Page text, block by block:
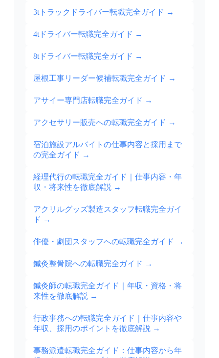
3tトラックドライバー転職完全ガイド →
4tドライバー転職完全ガイド →
8tドライバー転職完全ガイド →
屋根工事リーダー候補転職完全ガイド →
アサイー専門店転職完全ガイド →
アクセサリー販売への転職完全ガイド →
宿泊施設アルバイトの仕事内容と採用まで
の完全ガイド →
経理代行の転職完全ガイド｜仕事内容・年
収・将来性を徹底解説 →
アクリルグッズ製造スタッフ転職完全ガイ
ド →
俳優・劇団スタッフへの転職完全ガイド →
鍼灸整骨院への転職完全ガイド →
鍼灸師の転職完全ガイド｜年収・資格・将
来性を徹底解説 →
行政事務への転職完全ガイド｜仕事内容や
年収、採用のポイントを徹底解説 →
事務派遣転職完全ガイド：仕事内容から年